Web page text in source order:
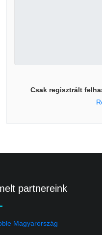
Csak regisztrált
partnereink